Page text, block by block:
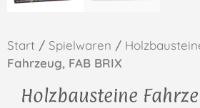
Start / Spielwaren /
Fahrzeug, FAB BRIX
Holzbausteine